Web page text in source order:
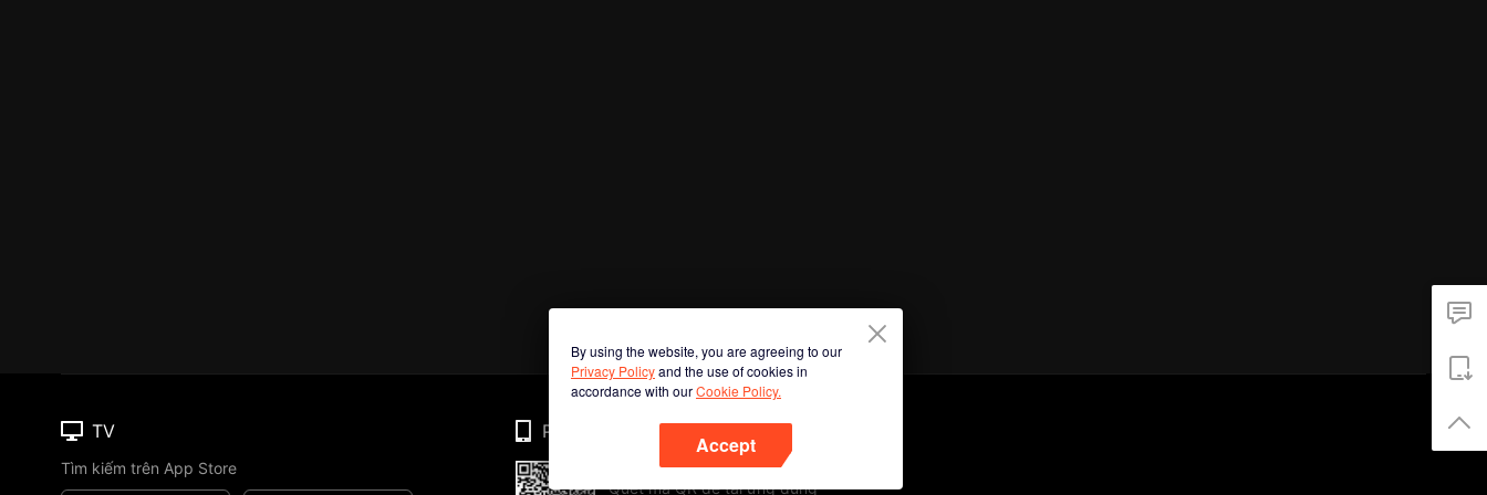
By using the website, you are agreeing to our
Privacy Policyand the use of cookies in
accordance with ourCookie Policy.
Accept
TV
Tìm kiếm trên App Store
Phone
Quét mã QR để tải ứng dụng